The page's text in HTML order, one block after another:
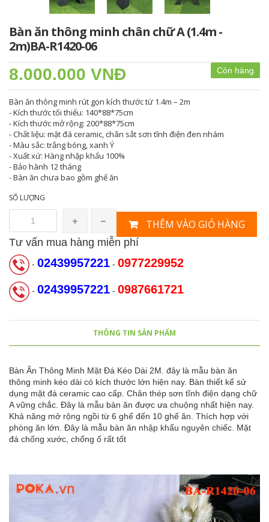
Bàn ăn thông minh chân chữ A (1.4m -
2m)BA-R1420-06
Còn hàng
8.000.000 VNĐ
Bàn ăn thông minh rút gọn kích thước từ 1.4m – 2m
- Kích thước tối thiểu: 140*88*75cm
- Kích thước mở rộng: 200*88*75cm
- Chất liệu: mặt đá ceramic, chân sắt sơn tĩnh điện đen nhám
- Màu sắc: trắng bóng, xanh Ý
- Xuất xứ: Hàng nhập khẩu 100%
- Bảo hành 12 tháng
- Bàn ăn chưa bao gồm ghế ăn
SỐ LƯỢNG
THÊM VÀO GIỎ HÀNG
Tư vấn mua hàng miễn phí
- 02439957221 - 0977229952
- 02439957221 - 0987661721
THÔNG TIN SẢN PHẨM
Bàn Ăn Thông Minh Mặt Đá Kéo Dài 2M. đây là mẫu bàn ăn
thông minh kéo dài có kích thước lớn hiện nay. Bàn thiết kế sử
dụng mặt đá ceramic cao cấp. Chân thép sơn tĩnh điện dạng chữ
A vững chắc. Đây là mẫu bàn ăn được ưa chuộng nhất hiện nay.
Khả năng mở rộng ngồi từ 6 ghế đến 10 ghế ăn. Thích hợp với
phòng ăn lớn. Đây là mẫu bàn ăn nhập khẩu nguyên chiếc. Mặt
đá chống xước, chống ố rất tốt